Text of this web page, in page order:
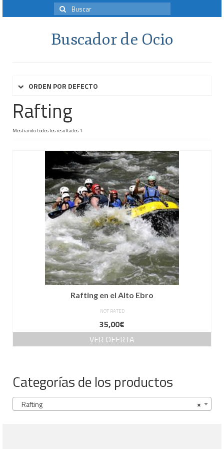
Búsqueda
para:
Buscador de Ocio
ORDEN POR DEFECTO
Rafting
Mostrando todos los resultados 1
Rafting en el Alto Ebro
NOT RATED
35,00€
VER OFERTA
Categorías de los productos
×
Rafting